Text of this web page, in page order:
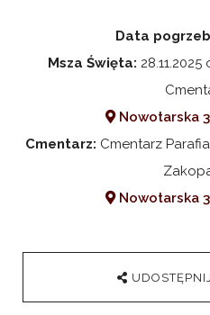
Data
Msza Święta:
Nowotarska
Cmentarz: Cmentarz
Nowotarska